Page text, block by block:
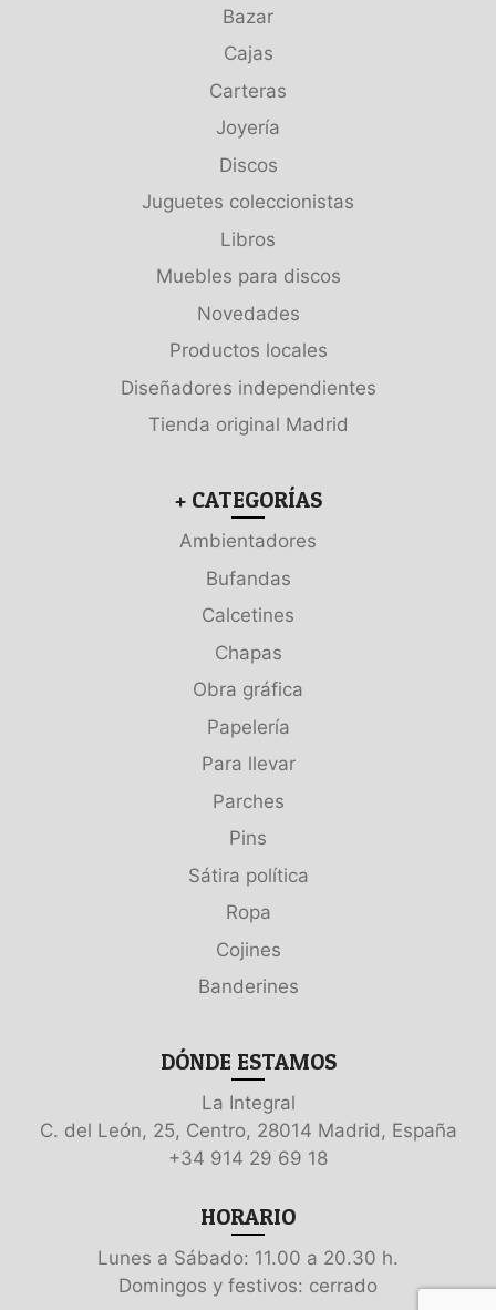
Bazar
Cajas
Carteras
Joyería
Discos
Juguetes coleccionistas
Libros
Muebles para discos
Novedades
Productos locales
Diseñadores independientes
Tienda original Madrid
+ CATEGORÍAS
Ambientadores
Bufandas
Calcetines
Chapas
Obra gráfica
Papelería
Para llevar
Parches
Pins
Sátira política
Ropa
Cojines
Banderines
DÓNDE ESTAMOS
La Integral
C. del León, 25, Centro, 28014 Madrid, España
+34 914 29 69 18
HORARIO
Lunes a Sábado: 11.00 a 20.30 h.
Domingos y festivos: cerrado